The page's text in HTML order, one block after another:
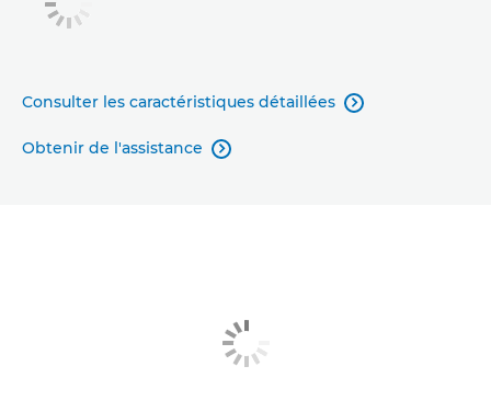
Consulter les caractéristiques détaillées 
Obtenir de l'assistance 